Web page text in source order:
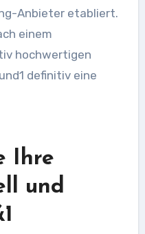
Anbieter etabliert.
einem
hochwertigen
definitiv eine
Ihre
und